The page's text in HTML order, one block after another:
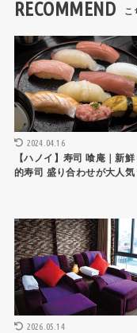
RECOMMEND
ハノイレ
2024.04.16
【ハノイ】寿司 喰庵｜新
的寿司 盛り合わせが大人気
2026.05.14